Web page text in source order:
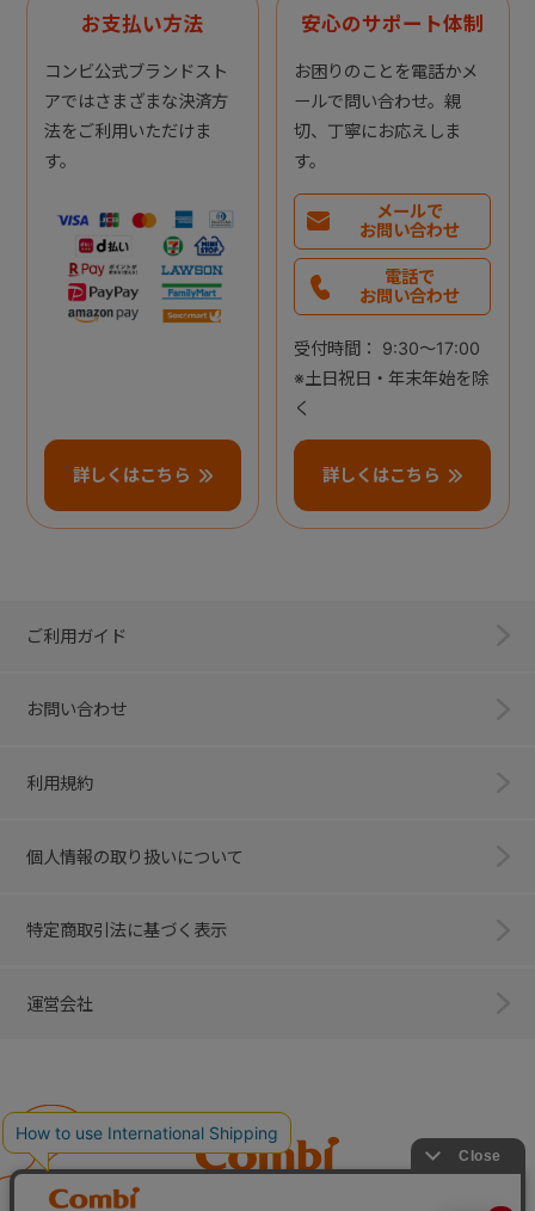
お支払い方法
コンビ公式ブランドスト
アではさまざまな決済方
法をご利用いただけま
す。
詳しくはこちら
安心のサポート体制
お困りのことを電話かメ
ールで問い合わせ。親
切、丁寧にお応えしま
す。
メールで
お問い合わせ
電話で
お問い合わせ
受付時間： 9:30～17:00
※土日祝日・年末年始を除
く
詳しくはこちら
ご利用ガイド
お問い合わせ
利用規約
個人情報の取り扱いについて
特定商取引法に基づく表示
運営会社